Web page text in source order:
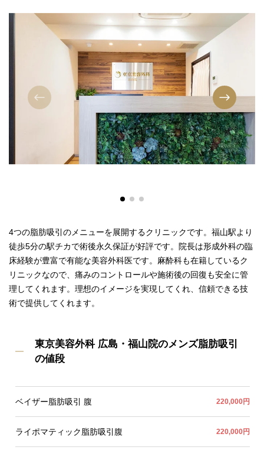
4つの脂肪吸引のメニューを展開するクリニックです。福山駅より
徒歩5分の駅チカで術後永久保証が好評です。院長は形成外科の臨
床経験が豊富で有能な美容外科医です。麻酔科も在籍しているク
リニックなので、痛みのコントロールや施術後の回復も安全に管
理してくれます。理想のイメージを実現してくれ、信頼できる技
術で提供してくれます。
東京美容外科 広島・福山院のメンズ脂肪吸引
の値段
ベイザー脂肪吸引 腹 220,000円
ライポマティック脂肪吸引腹 220,000円